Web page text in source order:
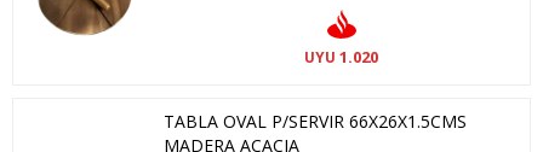
UYU 1.020
TABLA OVAL P/SERVIR 66X26X1.5CMS
MADERA ACACIA